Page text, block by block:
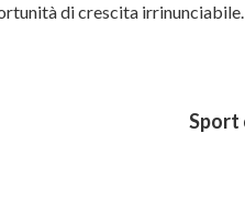
di crescita irrinunciabile.
Sport